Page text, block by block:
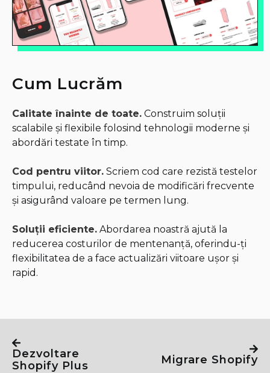
Cum Lucrăm
Calitate înainte de toate. Construim soluții
scalabile și flexibile folosind tehnologii moderne și
abordări testate în timp.
Cod pentru viitor. Scriem cod care rezistă testelor
timpului, reducând nevoia de modificări frecvente
și asigurând valoare pe termen lung.
Soluții eficiente. Abordarea noastră ajută la
reducerea costurilor de mentenanță, oferindu-ți
flexibilitatea de a face actualizări viitoare ușor și
rapid.
Dezvoltare
Shopify Plus
Migrare Shopify